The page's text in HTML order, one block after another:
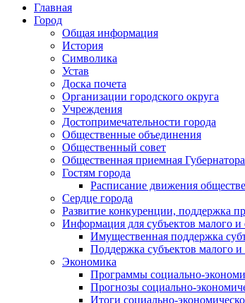
Главная
Город
Общая информация
История
Символика
Устав
Доска почета
Организации городского округа
Учреждения
Достопримечательности города
Общественные объединения
Общественный совет
Общественная приемная Губернатора
Гостям города
Расписание движения
Сердце города
Развитие конкуренции, поддержка
Информация для субъектов малого и
Имущественная поддержка
Поддержка субъектов малого и
Экономика
Программы социально-
Прогнозы социально-
Итоги социально-